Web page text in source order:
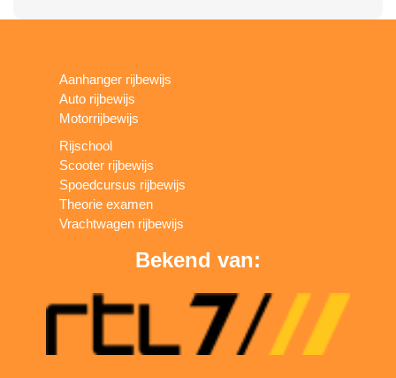
Aanhanger rijbewijs
Auto rijbewijs
Motorrijbewijs
Rijschool
Scooter rijbewijs
Spoedcursus rijbewijs
Theorie examen
Vrachtwagen rijbewijs
Bekend van: